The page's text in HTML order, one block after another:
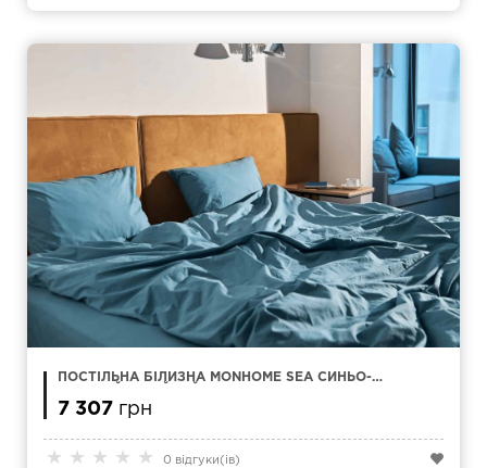
★ ★ ★ ★ ★ 0 відгуки(ів)
ПОСТІЛЬНА БІЛИЗНА MONHOME SEA СИНЬО-
7 307 грн